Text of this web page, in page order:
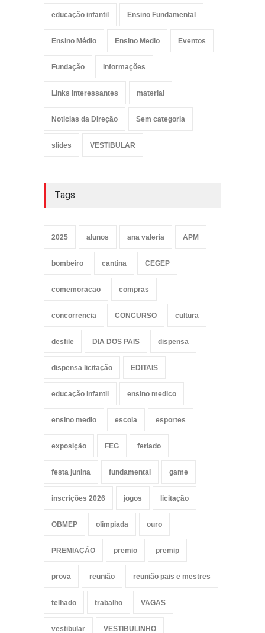
educação infantil Ensino Fundamental
Ensino Médio Ensino Medio Eventos
Fundação Informações
Links interessantes material
Noticias da Direção Sem categoria
slides VESTIBULAR
Tags
2025 alunos ana valeria APM
bombeiro cantina CEGEP
comemoracao compras
concorrencia CONCURSO cultura
desfile DIA DOS PAIS dispensa
dispensa licitação EDITAIS
educação infantil ensino medico
ensino medio escola esportes
exposição FEG feriado
festa junina fundamental game
inscrições 2026 jogos licitação
OBMEP olimpiada ouro
PREMIAÇÃO premio premip
prova reunião reunião pais e mestres
telhado trabalho VAGAS
vestibular VESTIBULINHO